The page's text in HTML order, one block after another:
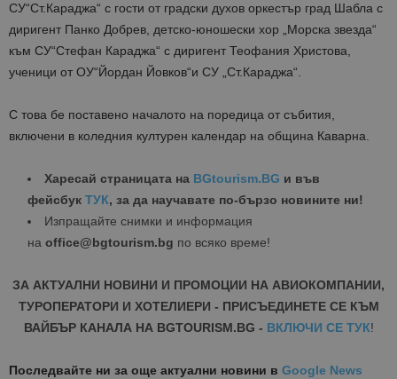
СУ“Ст.Караджа“ с гости от градски духов оркестър град Шабла с
диригент Панко Добрев, детско-юношески хор „Морска звезда“
към СУ“Стефан Караджа“ с диригент Теофания Христова,
ученици от ОУ“Йордан Йовков“и СУ „Ст.Караджа“.
С това бе поставено началото на поредица от събития,
включени в коледния културен календар на община Каварна.
Харесай страницата на BGtourism.BG и във
фейсбук ТУК, за да научавате по-бързо новините ни!
Изпращайте снимки и информация
на office@bgtourism.bg по всяко време!
ЗА АКТУАЛНИ НОВИНИ И ПРОМОЦИИ НА АВИОКОМПАНИИ,
ТУРОПЕРАТОРИ И ХОТЕЛИЕРИ - ПРИСЪЕДИНЕТЕ СЕ КЪМ
ВАЙБЪР КАНАЛА НА BGTOURISM.BG - ВКЛЮЧИ СЕ ТУК!
Последвайте ни за още актуални новини в Google News